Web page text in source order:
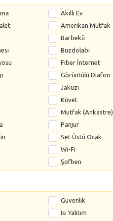
Akıllı Ev
Amerikan Mutfak
Barbekü
Buzdolabı
Fiber İnternet
Görüntülü Diafon
Jakuzi
Küvet
Mutfak (Ankastre)
Panjur
Set Üstü Ocak
Wi-Fi
Şofben
Güvenlik
Isı Yalıtım